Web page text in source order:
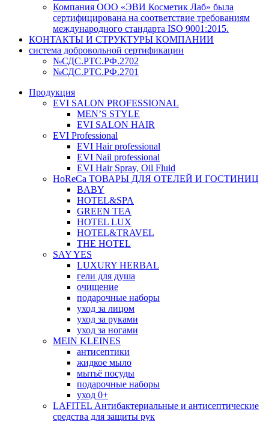
Компания ООО «ЭВИ Косметик Лаб» была
сертифицирована на соответствие требованиям
международного стандарта ISO 9001:2015.
КОНТАКТЫ И СТРУКТУРЫ КОМПАНИИ
система добровольной сертификации
№СДС.РТС.РФ.2702
№СДС.РТС.РФ.2701
Продукция
EVI SALON PROFESSIONAL
MEN’S STYLE
EVI SALON HAIR
EVI Professional
EVI Hair professional
EVI Nail professional
EVI Hair Spray, Oil Fluid
HoReCa ТОВАРЫ ДЛЯ ОТЕЛЕЙ И ГОСТИНИЦ
BABY
HOTEL&SPA
GREEN TEA
HOTEL LUX
HOTEL&TRAVEL
THE HOTEL
SAY YES
LUXURY HERBAL
гели для душа
очищение
подарочные наборы
уход за лицом
уход за руками
уход за ногами
MEIN KLEINES
антисептики
жидкое мыло
мытьё посуды
подарочные наборы
уход 0+
LAFITEL Антибактериальные и антисептические
средства для защиты рук